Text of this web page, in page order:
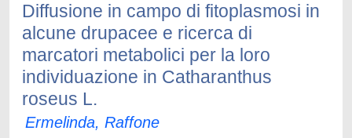
Diffusione in campo di fitoplasmosi in
alcune drupacee e ricerca di
marcatori metabolici per la loro
individuazione in Catharanthus
roseus L.
Ermelinda, Raffone